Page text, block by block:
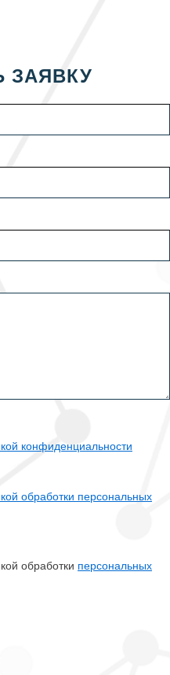
ЗАЯВКУ
конфиденциальности
обработки персональных
обработки персональных